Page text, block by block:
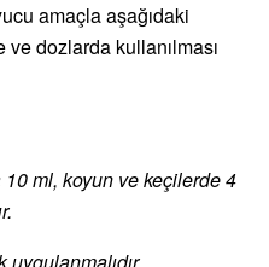
amaçla aşağıdaki
dozlarda kullanılması
10 ml, koyun ve keçilerde 4